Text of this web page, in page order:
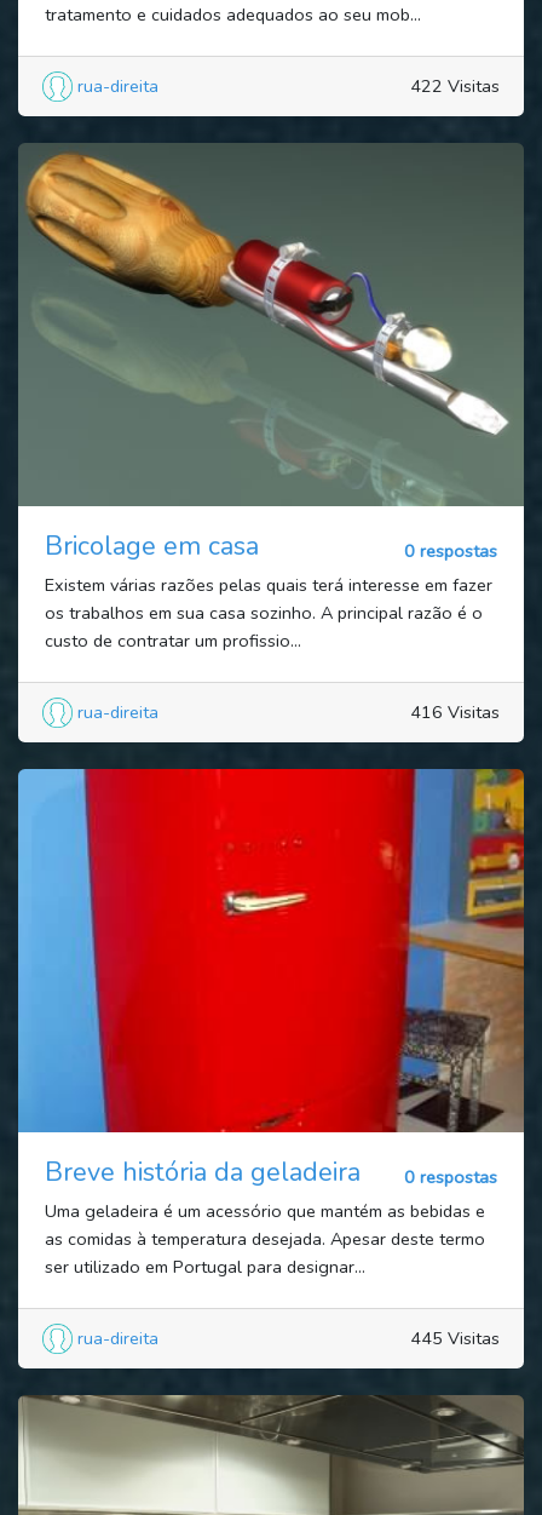
tratamento e cuidados adequados ao seu mob...
rua-direita 422 Visitas
Bricolage em casa
0 respostas
Existem várias razões pelas quais terá interesse em fazer
os trabalhos em sua casa sozinho. A principal razão é o
custo de contratar um profissio...
rua-direita 416 Visitas
Breve história da geladeira
0 respostas
Uma geladeira é um acessório que mantém as bebidas e
as comidas à temperatura desejada. Apesar deste termo
ser utilizado em Portugal para designar...
rua-direita 445 Visitas